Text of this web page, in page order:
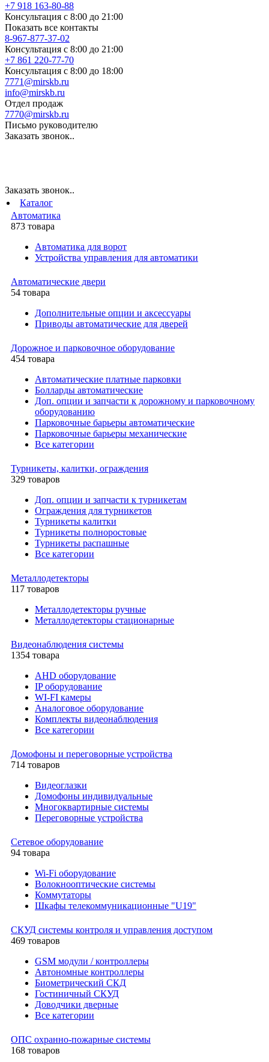
+7 918 163-80-88
Консультация с 8:00 до 21:00
Показать все контакты
8-967-877-37-02
Консультация с 8:00 до 21:00
+7 861 220-77-70
Консультация с 8:00 до 18:00
7771@mirskb.ru
info@mirskb.ru
Отдел продаж
7770@mirskb.ru
Письмо руководителю
Заказать звонок..
Заказать звонок..
Каталог
Автоматика
873 товара
Автоматика для ворот
Устройства управления для автоматики
Автоматические двери
54 товара
Дополнительные опции и аксессуары
Приводы автоматические для дверей
Дорожное и парковочное оборудование
454 товара
Автоматические платные парковки
Болларды автоматические
Доп. опции и запчасти к дорожному и парковочному
оборудованию
Парковочные барьеры автоматические
Парковочные барьеры механические
Все категории
Турникеты, калитки, ограждения
329 товаров
Доп. опции и запчасти к турникетам
Ограждения для турникетов
Турникеты калитки
Турникеты полноростовые
Турникеты распашные
Все категории
Металлодетекторы
117 товаров
Металлодетекторы ручные
Металлодетекторы стационарные
Видеонаблюдения cистемы
1354 товара
AHD оборудование
IP оборудование
WI-FI камеры
Аналоговое оборудование
Комплекты видеонаблюдения
Все категории
Домофоны и переговорные устройства
714 товаров
Видеоглазки
Домофоны индивидуальные
Многоквартирные системы
Переговорные устройства
Сетевое оборудование
94 товара
Wi-Fi оборудование
Волокнооптические системы
Коммутаторы
Шкафы телекоммуникационные "U19"
СКУД системы контроля и управления доступом
469 товаров
GSM модули / контроллеры
Автономные контроллеры
Биометрический СКД
Гостиничный СКУД
Доводчики дверные
Все категории
ОПС охранно-пожарные системы
168 товаров